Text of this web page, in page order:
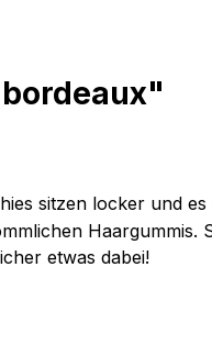
sitzen locker und
etwas dabei!